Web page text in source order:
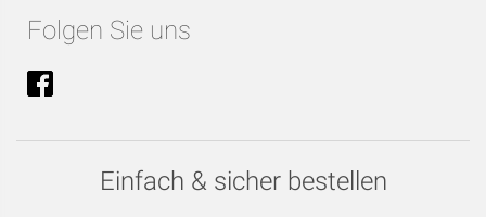
Folgen Sie uns
Einfach & sicher bestellen